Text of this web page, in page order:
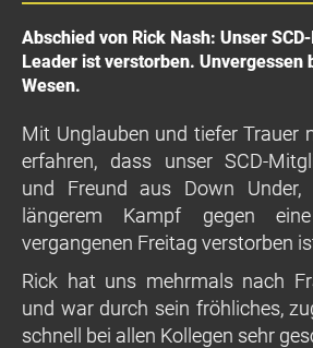
Abschied von Rick Nash: Unser
Leader ist verstorben. Unvergessen
Wesen.
Mit Unglauben und tiefer Trauer
erfahren, dass unser SCD-
und Freund aus Down Under,
längerem Kampf gegen
vergangenen Freitag verstorben
Rick hat uns mehrmals nach
und war durch sein fröhliches,
schnell bei allen Kollegen sehr